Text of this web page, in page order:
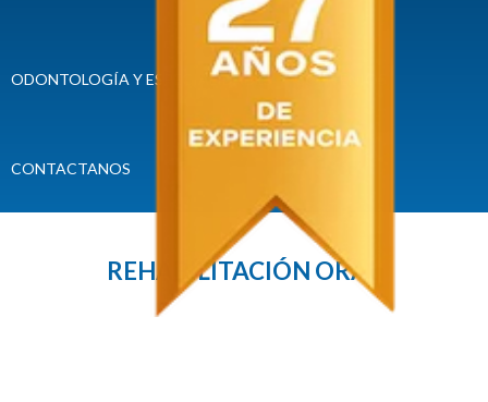
ODONTOLOGÍA Y ESPECIALIDADES CONVENIOS
CONTACTANOS
REHABILITACIÓN ORAL